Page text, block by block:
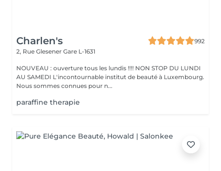
Charlen's
992
2, Rue Glesener Gare L-1631
NOUVEAU : ouverture tous les lundis !!!! NON STOP DU LUNDI
AU SAMEDI L'incontournable institut de beauté à Luxembourg.
Nous sommes connues pour n...
paraffine therapie